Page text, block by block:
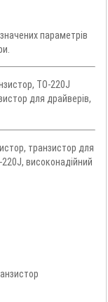
параметрів
TO-220J
для драйверів,
транзистор для
високонадійний